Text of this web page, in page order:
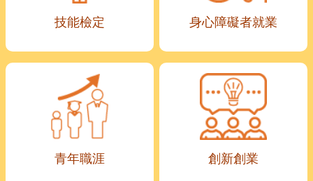
技能檢定 身心障礙者就業
青年職涯 創新創業